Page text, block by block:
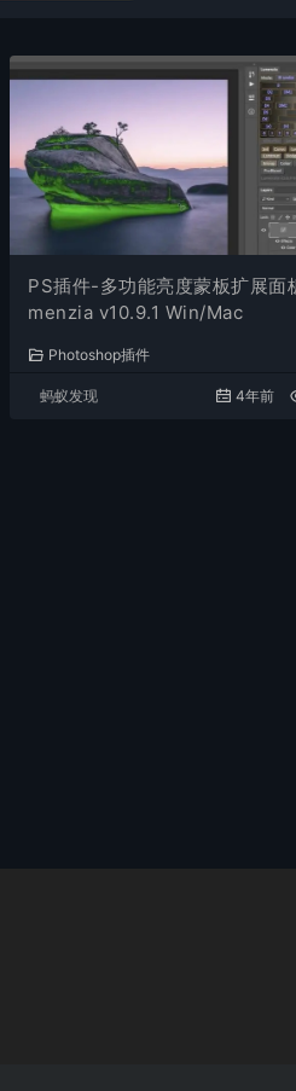
PS插件-多功能亮度蒙板扩展面
menzia v10.9.1 Win/Mac
Photoshop插件
蚂蚁发现 4年前